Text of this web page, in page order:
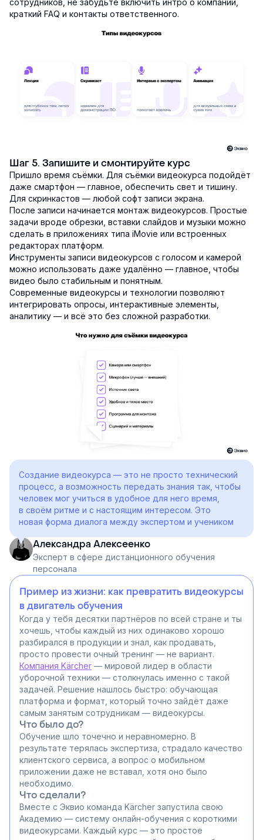
краткий FAQ и контакты ответственного.
Шаг 5. Запишите и смонтируйте курс
Пришло время съёмки. Для съёмки видеокурса подойдёт
даже смартфон — главное, обеспечить свет и тишину.
Для скринкастов — любой софт записи экрана.
После записи начинается монтаж видеокурсов. Простые
задачи вроде обрезки, вставки слайдов и музыки можно
сделать в приложениях типа iMovie или встроенных
редакторах платформ.
Инструменты записи видеокурсов с голосом и камерой
можно использовать даже удалённо — главное, чтобы
видео было стабильным и понятным.
Современные видеокурсы и технологии позволяют
интегрировать опросы, интерактивные элементы,
аналитику — и всё это без сложной разработки.
Создание видеокурса — это не просто технический
процесс, а возможность передать знания так, чтобы
человек мог учиться в удобное для него время,
в своём ритме и с настоящим интересом. Это
новая форма диалога между экспертом и учеником
Александра Алексеенко
Эксперт в сфере дистанционного обучения
персонала
Пример из жизни: как превратить видеокурсы
в двигатель обучения
Когда у тебя десятки партнёров по всей стране и ты
хочешь, чтобы каждый из них одинаково хорошо
разбирался в продукции и знал, как продавать,
просто провести очный тренинг — не вариант.
Компания Kärcher — мировой лидер в области
уборочной техники — столкнулась именно с такой
задачей. Решение нашлось быстро: обучающая
платформа и формат, который точно зайдёт даже
самым занятым сотрудникам — видеокурсы.
Что было до?
Обучение шло точечно и неравномерно. В
результате терялась экспертиза, страдало качество
клиентского сервиса, а вопрос о мобильном
приложении даже не вставал, хотя оно было
необходимо.
Что сделали?
Вместе с Эквио команда Kärcher запустила свою
Академию — систему онлайн-обучения с короткими
видеокурсами. Каждый курс — это простое